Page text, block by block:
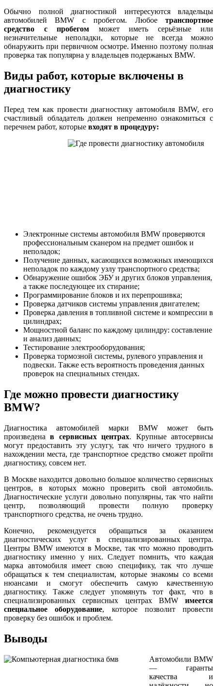
Обычно полной диагностикой интересуются владельцы
автомобилей BMW с пробегом. Любое транспортное
средство с пробегом может иметь серьёзные или
незначительные неполадки, которые не всегда можно
обнаружить при первичном осмотре. Именно поэтому полная
проверка так популярна у владельцев подержаных BMW.
Виды работ, которые включены в
диагностику
Перед тем как провести диагностику автомобиля BMW, его
счастливый обладатель должен непременно ознакомиться с
перечнем работ, которые входят в процедуру:
Электронные системы автомобиля BMW проверяются
профессиональным сканером на предмет ошибок и
неполадок;
Получение данных, касающихся возможных имеющихся
неполадок по каждому узлу транспортного средства;
Обнаружение ошибок ЭБУ и других блоков управления,
а также последующее их стирание;
Программирование блоков и их перепрошивка;
Проверка датчиков системы управления двигателем;
Проверка давления в топливной системе и компрессии в
цилиндрах;
Мощностной баланс по каждому цилиндру: составление
и анализ данных;
Тестирование электрооборудования;
Проверка тормозной системы, рулевого управления и
подвески. Также есть вероятность проведения данных
проверок на специальных стендах.
Где можно провести диагностику
BMW?
Диагностика автомобилей марки BMW может быть
произведенав сервисных центрах. Крупные автосервисы
могут предоставить эту услугу, так что ничего трудного в
нахождении места, где транспортное средство сможет пройти
диагностику, совсем нет.
В Москве находится довольно большое количество сервисных
центров, в которых можно проверить свой автомобиль.
Диагностические услуги довольно популярны, так что найти
центр, позволяющий провести полную проверку
транспортного средства, не очень трудно.
Конечно, рекомендуется обращаться за оказанием
диагностических услуг в специализированных центра.
Центры BMW имеются в Москве, так что можно проводить
диагностику именно у них. Следует помнить, что каждая
марка автомобиля имеет свою специфику, так что лучше
обращаться к тем специалистам, которые знакомы со всеми
нюансами и смогут обеспечить самую качественную
диагностику. Также следует упомянуть тот факт, что в
специализированных сервисных центрах BMW имеется
специальное оборудование, которое позволит провести
проверку без ошибок и проблем.
Выводы
Автомобили BMW
— гаранты
качества и